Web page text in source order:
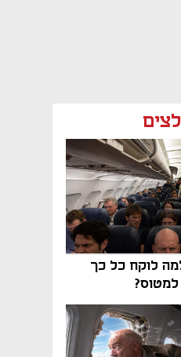
לוקח כל כך